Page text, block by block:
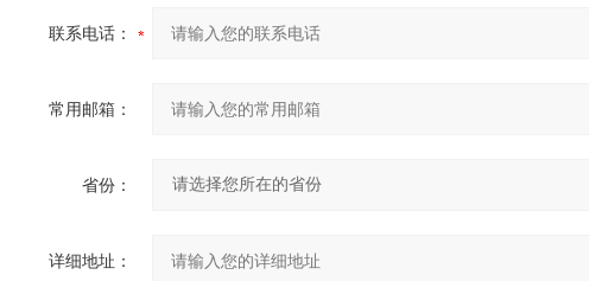
联系电话：
常用邮箱：
省份：
详细地址：